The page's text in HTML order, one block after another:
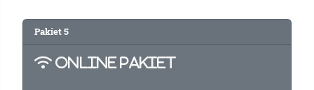
Pakiet5
ONLINE PAKIET